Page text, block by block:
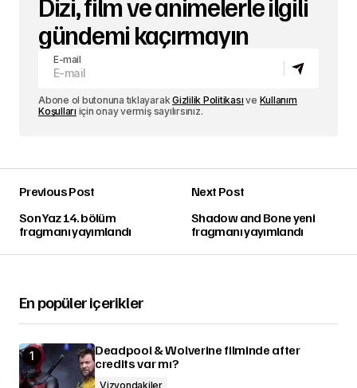
gündemi kaçırmayın
E-mail
Abone ol butonuna tıklayarakGizlilik Politikası ve Kullanım
Koşulları için onay vermiş sayılırsınız.
Previous Post
Son Yaz 14. bölüm
fragmanı yayımlandı
Next Post
Shadow and Bone yeni
fragmanı yayımlandı
En popüler içerikler
Deadpool & Wolverine filminde after
credits var mı?
Vizyondakiler